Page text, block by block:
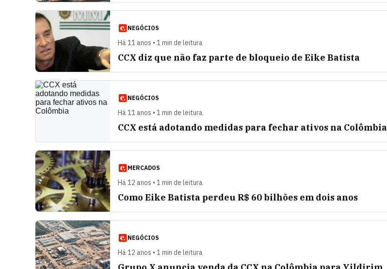
NEGÓCIOS
Há 11 anos • 1 min de leitura
CCX diz que não faz parte de bloqueio de Eike Batista
NEGÓCIOS
Há 11 anos • 1 min de leitura
CCX está adotando medidas para fechar ativos na Colômbia
MERCADOS
Há 12 anos • 1 min de leitura
Como Eike Batista perdeu R$ 60 bilhões em dois anos
NEGÓCIOS
Há 12 anos • 1 min de leitura